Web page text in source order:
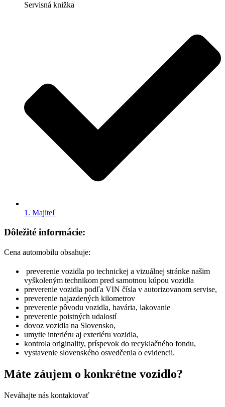
Servisná knižka
1. Majiteľ
Dôležité informácie:
Cena automobilu obsahuje:
preverenie vozidla po technickej a vizuálnej stránke našim
vyškoleným technikom pred samotnou kúpou vozidla
preverenie vozidla podľa VIN čísla v autorizovanom servise,
preverenie najazdených kilometrov
preverenie pôvodu vozidla, havária, lakovanie
preverenie poistných udalostí
dovoz vozidla na Slovensko,
umytie interiéru aj exteriéru vozidla,
kontrola originality, príspevok do recyklačného fondu,
vystavenie slovenského osvedčenia o evidencii.
Máte záujem o konkrétne vozidlo?
Neváhajte nás kontaktovať